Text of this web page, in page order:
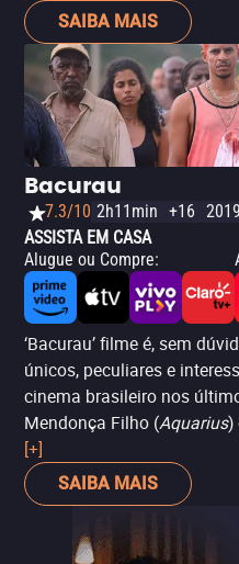
perspectiva desse
que busca justiça para as
Segunda Guerra Mundial.
como Locarno e Haifa, o
conhecido por sua
Vizinho Adolf' é uma
sobre temas importantes
tolerância.
SAIBA MAIS
Bacurau
7.3/10 2h11min +16 2019
ASSISTA EM CASA
Alugue ou Compre:
‘Bacurau’ filme é, sem
únicos, peculiares e
cinema brasileiro nos
Mendonça Filho (Aquarius)
o zeitgeist atual com a
Brasil e ainda adicionam
de Quentin Tarantino e de
época, com muita crítica
[+]
SAIBA MAIS